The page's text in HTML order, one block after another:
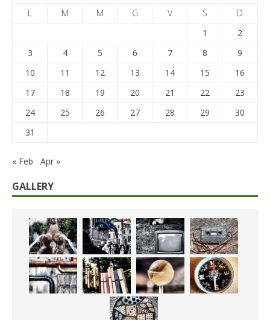
L
M M G V S
D
1
2
3
4 5 6 7 8
9
10
11 12 13 14 15
16
17
18 19 20 21 22
23
24
25 26 27 28 29
30
31
« Feb Apr »
GALLERY